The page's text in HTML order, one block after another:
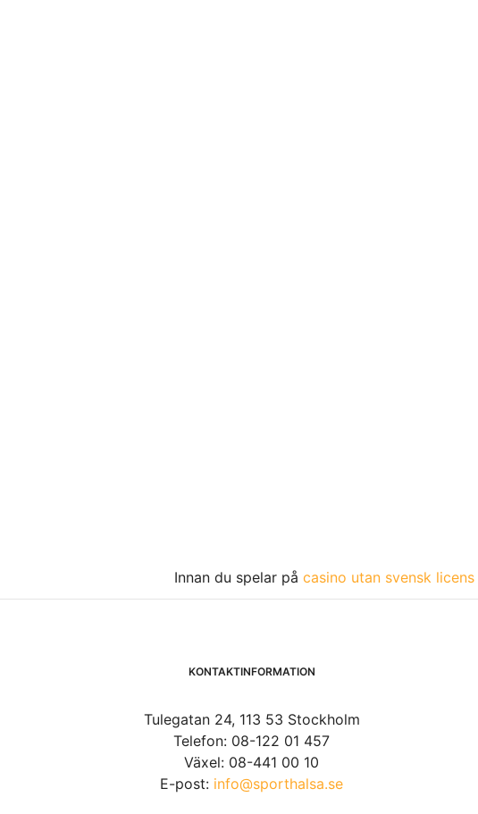
Innan du spelar på casino utan svensk licens
KONTAKTINFORMATION
Tulegatan 24, 113 53 Stockholm
Telefon: 08-122 01 457
Växel: 08-441 00 10
E-post: info@sporthalsa.se